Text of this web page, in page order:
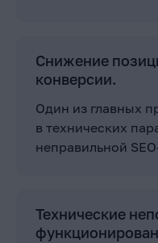
Снижение
конверсии.
Один из главных
в технических
неправильной
Технические